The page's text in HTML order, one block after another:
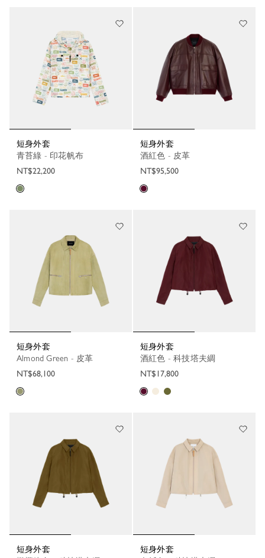
短身外套
青苔綠 - 印花帆布
NT$22,200
短身外套
酒紅色 - 皮革
NT$95,500
短身外套
Almond Green - 皮革
NT$68,100
短身外套
酒紅色 - 科技塔夫綢
NT$17,800
短身外套
短身外套